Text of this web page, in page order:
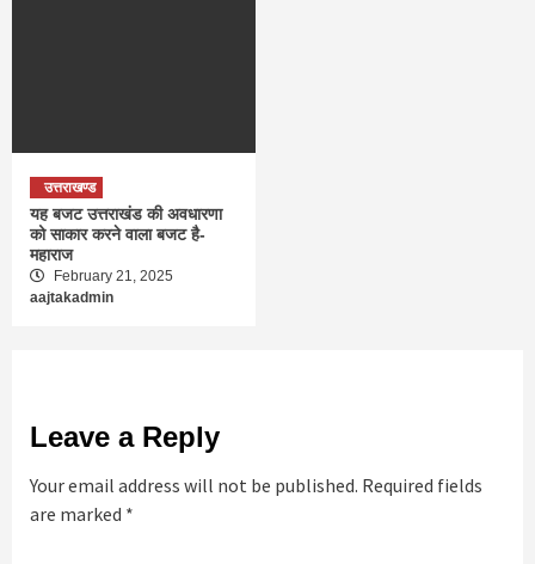
उत्तराखण्ड
यह बजट उत्तराखंड की अवधारणा
को साकार करने वाला बजट है-
महाराज
February 21, 2025
aajtakadmin
Leave a Reply
Your email address will not be published. Required fields
are marked *